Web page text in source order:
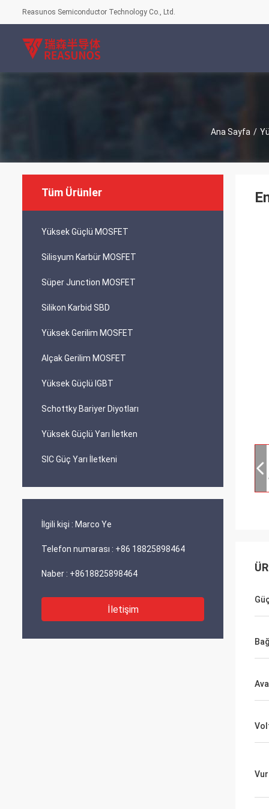
Reasunos Semiconductor Technology Co., Ltd.
Ana Sayfa /
Tüm Ürünler
Yüksek Güçlü MOSFET
Silisyum Karbür MOSFET
Süper Junction MOSFET
Silikon Karbid SBD
Yüksek Gerilim MOSFET
Alçak Gerilim MOSFET
Yüksek Güçlü IGBT
Schottky Bariyer Diyotları
Yüksek Güçlü Yarı İletken
SIC Güç Yarı İletkeni
İlgili kişi : Marco Ye
Telefon numarası : +86 18825898464
Naber : +8618825898464
İletişim